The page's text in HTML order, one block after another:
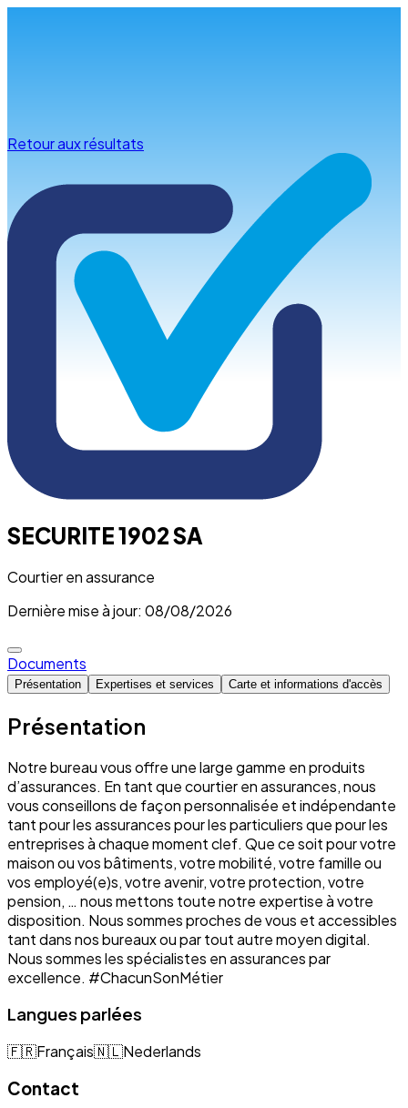
Retour aux résultats
SECURITE 1902 SA
Courtier en assurance
Dernière mise à jour: 08/08/2026
Documents
Présentation Expertises et services Carte et informations d'accès
Présentation
Notre bureau vous offre une large gamme en produits
d’assurances. En tant que courtier en assurances, nous
vous conseillons de façon personnalisée et indépendante
tant pour les assurances pour les particuliers que pour les
entreprises à chaque moment clef. Que ce soit pour votre
maison ou vos bâtiments, votre mobilité, votre famille ou
vos employé(e)s, votre avenir, votre protection, votre
pension, … nous mettons toute notre expertise à votre
disposition. Nous sommes proches de vous et accessibles
tant dans nos bureaux ou par tout autre moyen digital.
Nous sommes les spécialistes en assurances par
excellence. #ChacunSonMétier
Langues parlées
🇫🇷Français🇳🇱Nederlands
Contact